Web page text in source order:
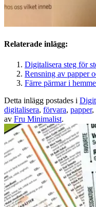
Relaterade inlägg:
Digitalisera steg för
Rensning av papper
Färre pärmar i
Detta inlägg postades i
digitalisera, förvara, papper,
av Fru Minimalist.